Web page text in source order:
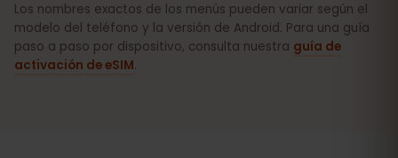
Los nombres exactos de los menús pueden variar según el
modelo del teléfono y la versión de Android. Para una guía
paso a paso por dispositivo, consulta nuestra guía de
activación de eSIM.